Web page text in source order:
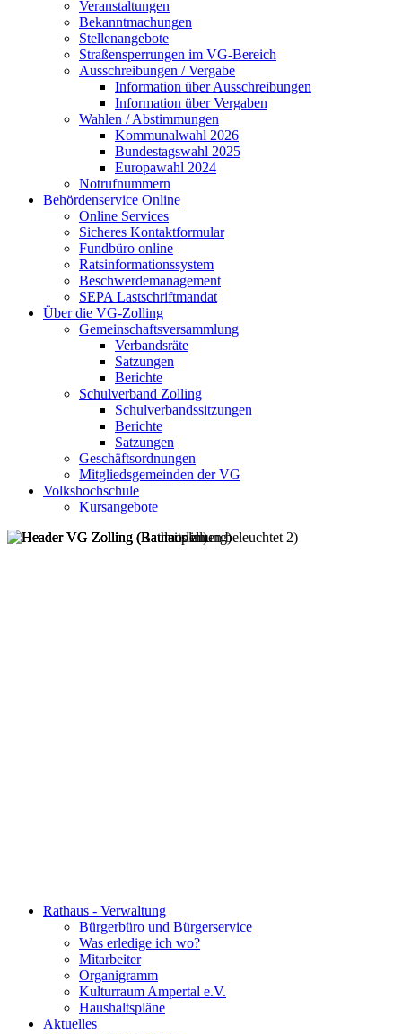
Veranstaltungen
Bekanntmachungen
Stellenangebote
Straßensperrungen im VG-Bereich
Ausschreibungen / Vergabe
Information über Ausschreibungen
Information über Vergaben
Wahlen / Abstimmungen
Kommunalwahl 2026
Bundestagswahl 2025
Europawahl 2024
Notrufnummern
Behördenservice Online
Online Services
Sicheres Kontaktformular
Fundbüro online
Ratsinformationssystem
Beschwerdemanagement
SEPA Lastschriftmandat
Über die VG-Zolling
Gemeinschaftsversammlung
Verbandsräte
Satzungen
Berichte
Schulverband Zolling
Schulverbandssitzungen
Berichte
Satzungen
Geschäftsordnungen
Mitgliedsgemeinden der VG
Volkshochschule
Kursangebote
Rathaus - Verwaltung
Bürgerbüro und Bürgerservice
Was erledige ich wo?
Mitarbeiter
Organigramm
Kulturraum Ampertal e.V.
Haushaltspläne
Aktuelles